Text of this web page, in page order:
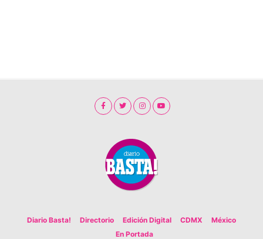
Diario Basta! Directorio Edición Digital CDMX
México
En Portada